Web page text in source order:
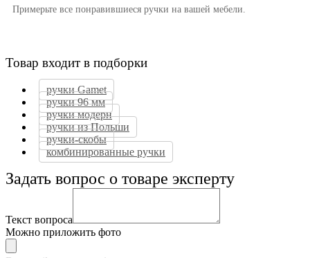
Примерьте все понравившиеся ручки на вашей мебели.
Товар входит в подборки
ручки Gamet
ручки 96 мм
ручки модерн
ручки из Польши
ручки-скобы
комбинированные ручки
Задать вопрос о товаре эксперту
Текст вопроса
Можно приложить фото